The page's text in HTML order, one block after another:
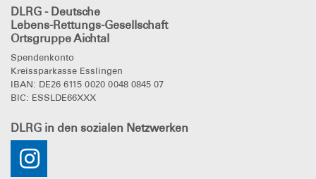
DLRG - Deutsche
Lebens-Rettungs-Gesellschaft
Ortsgruppe Aichtal
Spendenkonto
Kreissparkasse Esslingen
IBAN: DE26 6115 0020 0048 0845 07
BIC: ESSLDE66XXX
DLRG in den sozialen Netzwerken